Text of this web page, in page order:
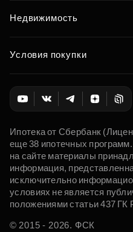
Недвижимость
Условия покупки
Ипотека от Сбербанк
еще 38 ипотечных
на сайте материалы
информация,
исключительно
условиях не является
положениями статьи 437 ГК
© 2015 - 2026. ФСК